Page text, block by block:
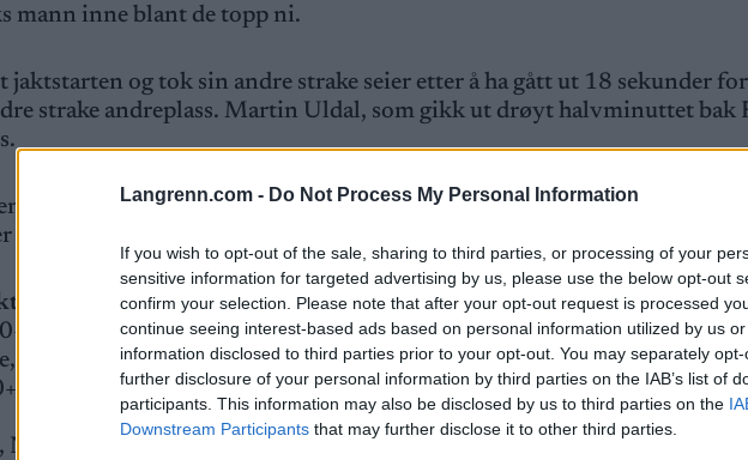
Langrenn.com - Do Not Process My Personal Information
If you wish to opt-out of the sale, sharing to third parties, or processing of your
sensitive information for targeted advertising by us, please use the below opt-out
confirm your selection. Please note that after your opt-out request is processed
continue seeing interest-based ads based on personal information utilized by us
information disclosed to third parties prior to your opt-out. You may separately
further disclosure of your personal information by third parties on the IAB’s list of
participants. This information may also be disclosed by us to third parties on the
Downstream Participants that may further disclose it to other third parties.
mann inne blant de topp ni.
jaktstarten og tok sin andre strake seier etter å ha gått ut 18 sekunder
strake andreplass. Martin Uldal, som gikk ut drøyt halvminuttet bak
inn på fjerdeplass, etter å ha gått ut som nummer åtte. Sverre Dahlen
opp fra sprinten på lørdag, mens Sindre Fjellheim Jorde gikk inn til
33:48.4
(1+1+1+2), + 30.6
+54.0
(0+1+1+0), +1:03.0